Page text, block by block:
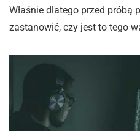
Właśnie dlatego przed próbą
zastanowić, czy jest to tego